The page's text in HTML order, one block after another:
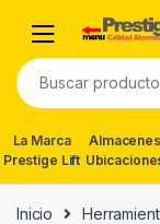
navigation
content
Buscar
por:
La Marca
Prestige Lift
Almacenes
Inicio